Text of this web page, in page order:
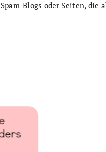
Blogs oder Seiten, die